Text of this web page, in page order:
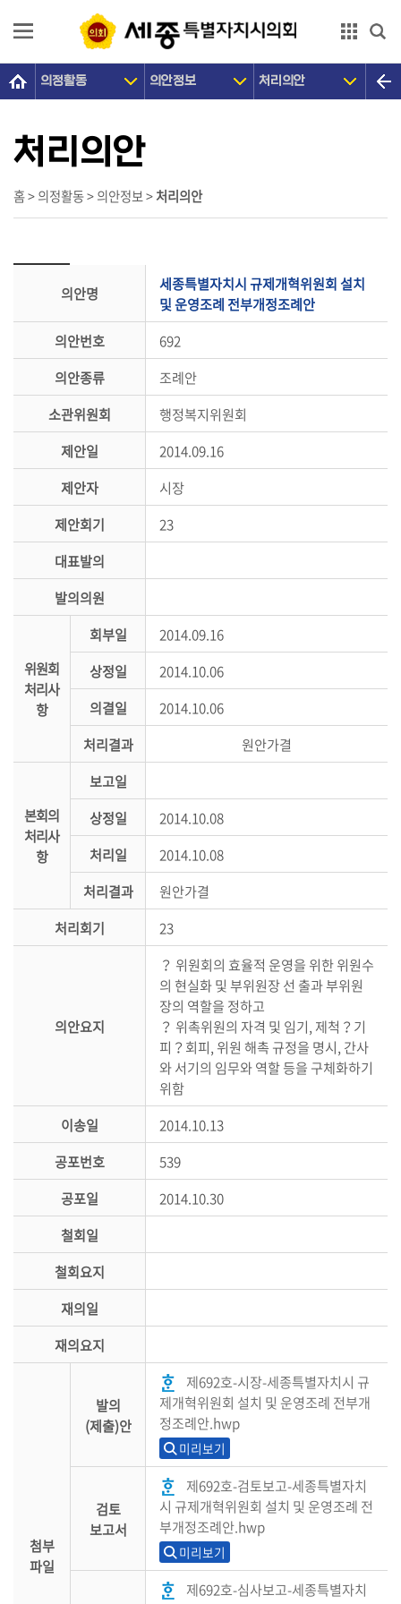
의
개
의
원
장
정
민
여
통
당
의
정
공
의정활동 의안정보 처리의안
홈 > 의정활동 > 의안정보 >처리의안
처리의안
의안명
세종특별자치시 규제개혁위원회 설치
및 운영조례 전부개정조례안
의안번호
692
의안종류
조례안
소관위원회
행정복지위원회
제안일
2014.09.16
제안자
시장
제안회기
23
대표발의
발의의원
위원회
처리사
항
회부일
2014.09.16
상정일
2014.10.06
의결일
2014.10.06
처리결과
원안가결
본회의
처리사
항
보고일
상정일
2014.10.08
처리일
2014.10.08
처리결과
원안가결
처리회기
23
의안요지
？ 위원회의 효율적 운영을 위한 위원수
의 현실화 및 부위원장 선 출과 부위원
장의 역할을 정하고
？ 위촉위원의 자격 및 임기, 제척？기
피？회피, 위원 해촉 규정을 명시, 간사
와 서기의 임무와 역할 등을 구체화하기
위함
이송일
2014.10.13
공포번호
539
공포일
2014.10.30
철회일
철회요지
재의일
재의요지
첨부
파일
발의
(제출)안
제692호-시장-세종특별자치시 규
제개혁위원회 설치 및 운영조례 전부개
정조례안.hwp
미리보기
검토
보고서
제692호-검토보고-세종특별자치
시 규제개혁위원회 설치 및 운영조례 전
부개정조례안.hwp
미리보기
제692호-심사보고-세종특별자치